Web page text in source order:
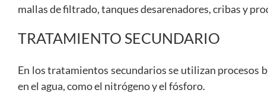
mallas de filtrado, tanques desarenadores, cribas y
TRATAMIENTO SECUNDARIO
En los tratamientos secundarios se utilizan procesos
en el agua, como el nitrógeno y el fósforo.